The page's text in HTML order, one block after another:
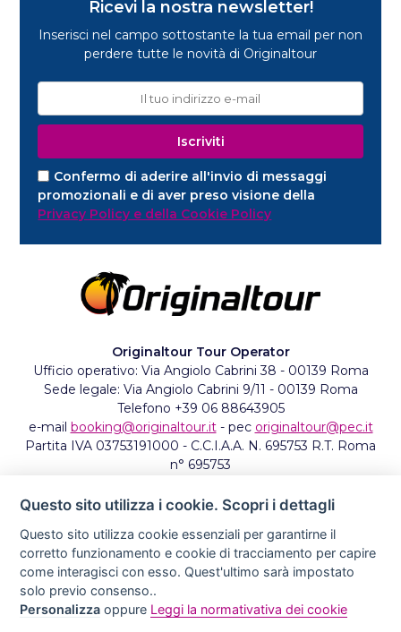
Ricevi la nostra newsletter!
Inserisci nel campo sottostante la tua email per non
perdere tutte le novità di Originaltour
Confermo di aderire all'invio di messaggi
promozionali e di aver preso visione della
Privacy Policy e della Cookie Policy
Originaltour Tour Operator
Ufficio operativo: Via Angiolo Cabrini 38 - 00139 Roma
Sede legale: Via Angiolo Cabrini 9/11 - 00139 Roma
Telefono +39 06 88643905
e-mail booking@originaltour.it- pec originaltour@pec.it
Partita IVA 03753191000 - C.C.I.A.A. N. 695753 R.T. Roma
n° 695753
Originaltour aderisce al Fondo di Garanzia di Garanzia
copertura dei rischi previsti dall'art. 50, 2° comma, del D.
Lgs. 179/2011 (Codice del Turismo).
Originaltour Ufficio in Oman
email:oman@originaltour.it
Questo sito utilizza i cookie. Scopri i dettagli
Questo sito utilizza cookie essenziali per garantirne il
corretto funzionamento e cookie di tracciamento per capire
come interagisci con esso. Quest'ultimo sarà impostato
solo previo consenso..
Personalizza oppure Leggi la normativativa dei cookie